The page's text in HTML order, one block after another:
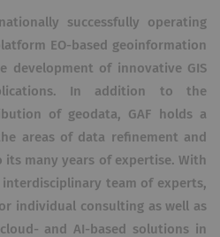
successfully operating
EO-based geoinformation
development of innovative GIS
In addition to the
of geodata, GAF holds a
areas of data refinement and
its many years of expertise. With
team of experts,
individual consulting as well as
and AI-based solutions in